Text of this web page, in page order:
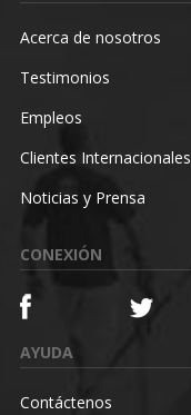
Acerca de nosotros
Testimonios
Empleos
Clientes Internacionales
Noticias y Prensa
CONEXIÓN
AYUDA
Contáctenos